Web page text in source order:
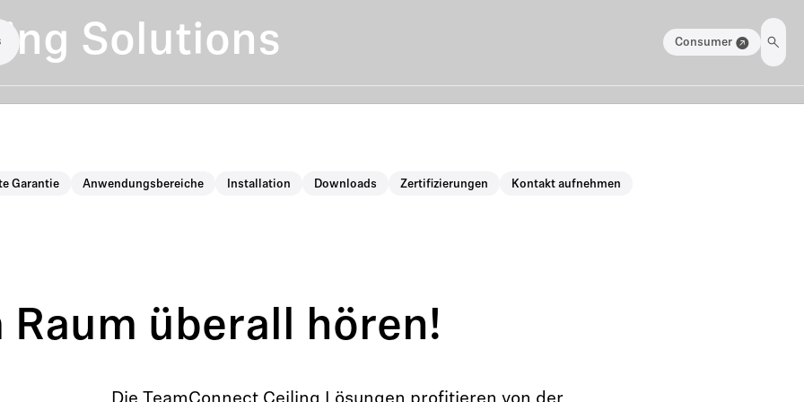
Consumer
Solutions
Garantie Anwendungsbereiche Installation Downloads Zertifizierungen Kontakt aufnehmen
Raum überall hören!